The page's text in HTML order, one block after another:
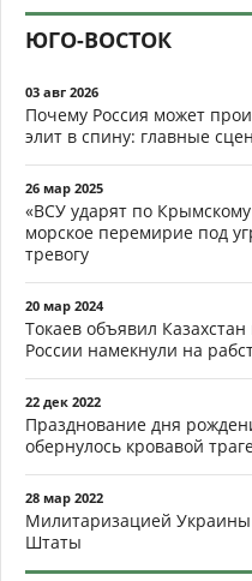
ЮГО-ВОСТОК
03 авг 2026
Почему Россия может
элит в спину: главные
26 мар 2025
«ВСУ ударят по
морское перемирие под
тревогу
20 мар 2024
Токаев объявил
России намекнули на
22 дек 2022
Празднование дня
обернулось кровавой
28 мар 2022
Милитаризацией Украины
Штаты